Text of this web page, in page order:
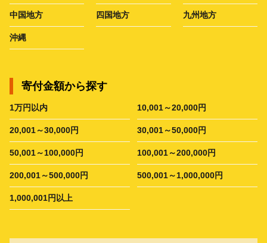
中国地方 四国地方 九州地方
沖縄
寄付金額から探す
1万円以内 10,001～20,000円
20,001～30,000円 30,001～50,000円
50,001～100,000円 100,001～200,000円
200,001～500,000円 500,001～1,000,000円
1,000,001円以上